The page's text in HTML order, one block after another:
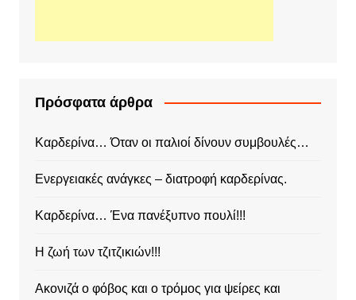
Πρόσφατα άρθρα
Καρδερίνα… Όταν οι παλιοί δίνουν συμβουλές…
Ενεργειακές ανάγκες – διατροφή καρδερίνας.
Καρδερίνα… Ένα πανέξυπνο πουλί!!!
Η ζωή των τζιτζικιών!!!
Ακονιζά ο φόβος και ο τρόμος για ψείρες και